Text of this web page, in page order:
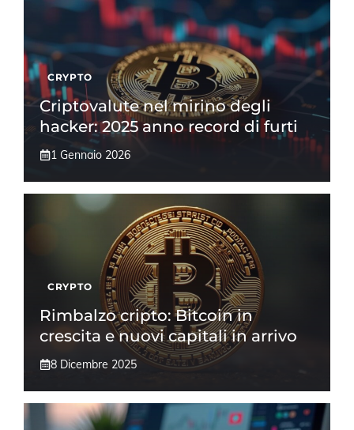
CRYPTO
Criptovalute nel mirino degli
hacker: 2025 anno record di furti
1 Gennaio 2026
CRYPTO
Rimbalzo cripto: Bitcoin in
crescita e nuovi capitali in arrivo
8 Dicembre 2025